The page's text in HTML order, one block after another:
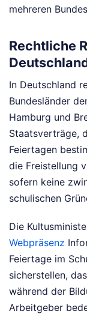
mehreren
Rechtliche
In Deutschland
Bundesländer
Hamburg und
Staatsverträge,
Feiertagen
die Freistellung
sofern keine
schulischen
Die
Webpräsenz
Feiertage im
sicherstellen,
während der
Arbeitgeber